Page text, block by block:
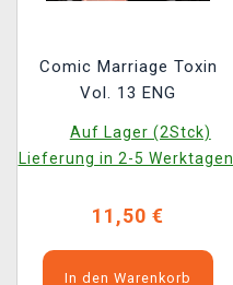
Comic Marriage Toxin
Vol. 13 ENG
Auf Lager (2Stck)
Lieferung in 2-5 Werktagen.
11,50 €
In den Warenkorb